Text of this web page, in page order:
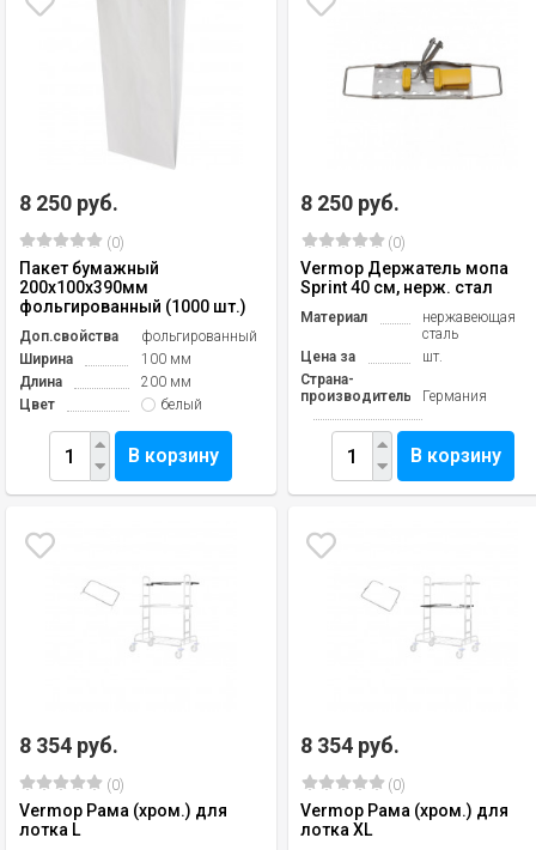
8 250 руб.
(0)
Пакет бумажный
200х100х390мм
фольгированный (1000 шт.)
Доп.свойства
фольгированный
Ширина
100 мм
Длина
200 мм
Цвет
белый
В корзину
8 250 руб.
(0)
Vermop Держатель мопа
Sprint 40 см, нерж. стал
Материал
нержавеющая
сталь
Цена за
шт.
Страна-
производитель
Германия
В корзину
8 354 руб.
(0)
Vermop Рама (хром.) для
лотка L
8 354 руб.
(0)
Vermop Рама (хром.) для
лотка XL